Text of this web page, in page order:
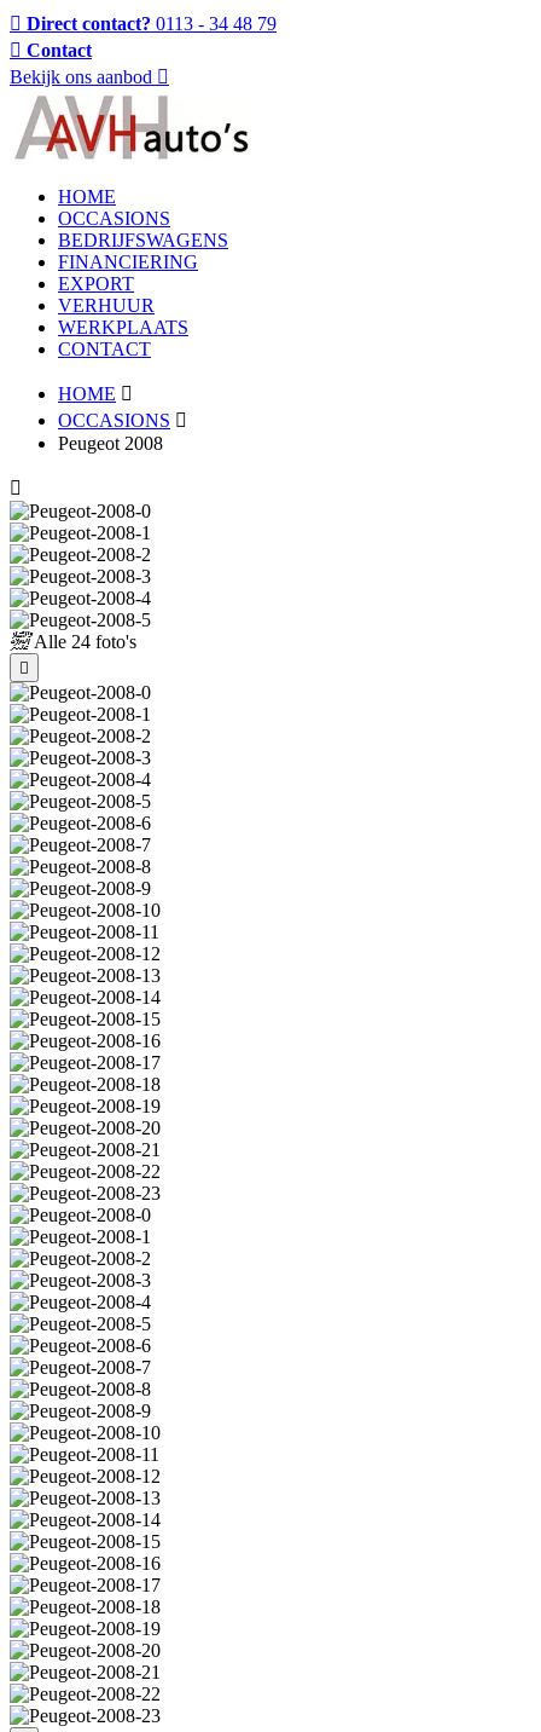
Direct contact? 0113 - 34 48 79
Contact
Bekijk ons aanbod
HOME
OCCASIONS
BEDRIJFSWAGENS
FINANCIERING
EXPORT
VERHUUR
WERKPLAATS
CONTACT
HOME
OCCASIONS
Peugeot 2008
Alle 24 foto's